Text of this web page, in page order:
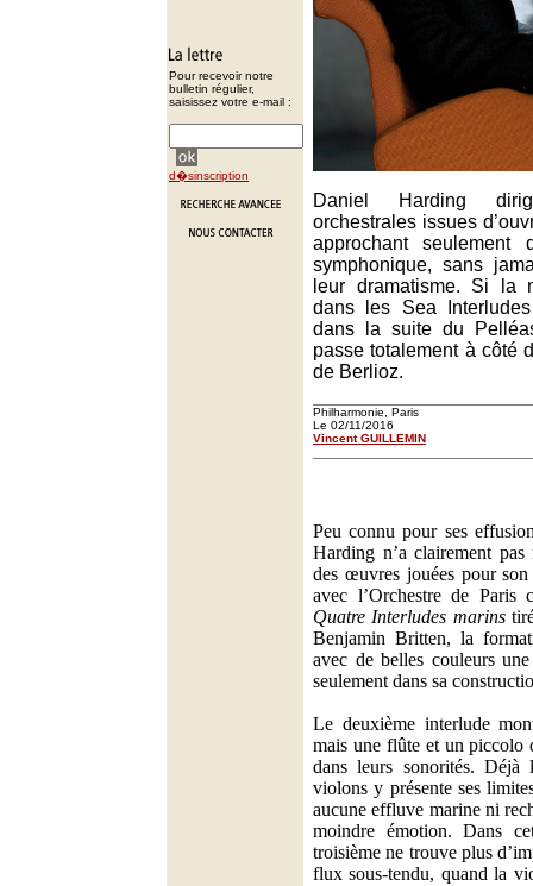
Pour recevoir notre
bulletin régulier,
saisissez votre e-mail :
d�sinscription
Daniel Harding
orchestrales issues
approchant seulement
symphonique, sans
leur dramatisme. Si la
dans les Sea
dans la suite du
passe totalement à côté
de Berlioz.
Philharmonie, Paris
Le 02/11/2016
Vincent GUILLEMIN
Peu connu pour ses
Harding n’a clairement
des œuvres jouées pour
avec l’Orchestre de Paris
Quatre Interludes marins
Benjamin Britten, la
avec de belles couleurs
seulement dans sa
Le deuxième interlude
mais une flûte et un piccolo
dans leurs sonorités. Déjà
violons y présente ses
aucune effluve marine ni
moindre émotion. Dans
troisième ne trouve plus
flux sous-tendu, quand la